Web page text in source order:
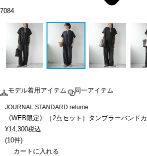
7084
モデル着用アイテム 同一アイテム
JOURNAL STANDARD relume
《WEB限定》［2点セット］タンブラーバンド
¥14,300税込
(10件)
カートに入れる